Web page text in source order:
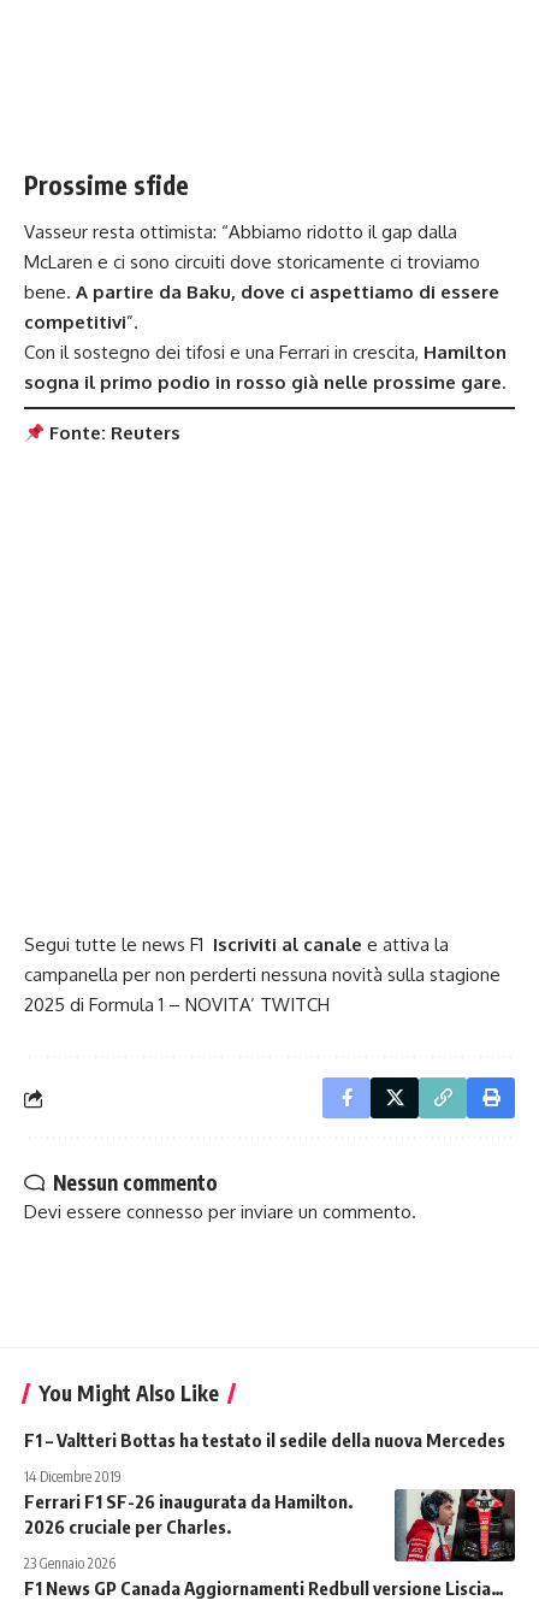
Prossime sfide
Vasseur resta ottimista: “Abbiamo ridotto il gap dalla
McLaren e ci sono circuiti dove storicamente ci troviamo
bene. A partire da Baku, dove ci aspettiamo di essere
competitivi”.
Con il sostegno dei tifosi e una Ferrari in crescita, Hamilton
sogna il primo podio in rosso già nelle prossime gare.
Fonte: Reuters
Segui tutte le news F1 Iscriviti al canale e attiva la
campanella per non perderti nessuna novità sulla stagione
2025 di Formula 1 – NOVITA’ TWITCH
Nessun commento
Devi essere connesso per inviare un commento.
You Might Also Like
F1 – Valtteri Bottas ha testato il sedile della nuova Mercedes
14 Dicembre 2019
Ferrari F1 SF-26 inaugurata da Hamilton.
2026 cruciale per Charles.
23 Gennaio 2026
F1 News GP Canada Aggiornamenti Redbull versione Liscia…